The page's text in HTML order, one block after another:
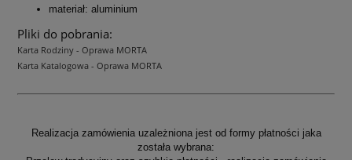
materiał: aluminium
Pliki do pobrania:
Karta Rodziny - Oprawa MORTA
Karta Katalogowa - Oprawa MORTA
Realizacja zamówienia uzależniona jest od formy płatności jaka
została wybrana: